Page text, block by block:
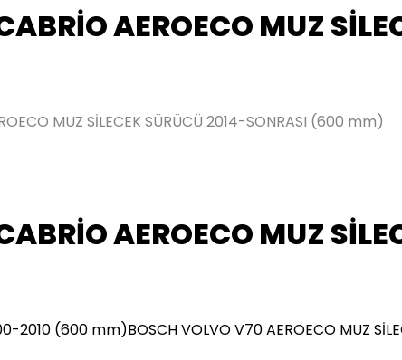
AEROECO MUZ
MUZ SİLECEK SÜRÜCÜ 2014-SONRASI (600 mm)
AEROECO MUZ
2010 (600 mm)BOSCH VOLVO V70 AEROECO MUZ